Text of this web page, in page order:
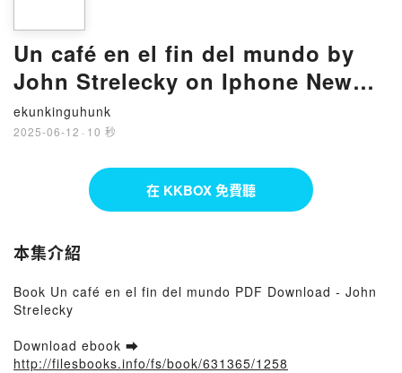
Un café en el fin del mundo by
John Strelecky on Iphone New
Format
ekunkinguhunk
2025-06-12 · 10 秒
在 KKBOX 免費聽
本集介紹
Book Un café en el fin del mundo PDF Download - John
Strelecky
Download ebook ➡
http://filesbooks.info/fs/book/631365/1258